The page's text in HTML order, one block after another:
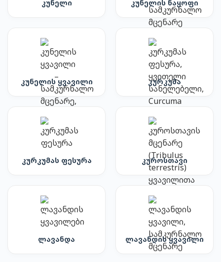
კუნელი კუნელის ნაყოფი
კუნელის ყვავილი კურკუმა
კურკუმას ფესურა კუროსთავი
ლავანდა ლავანდის ყვავილი